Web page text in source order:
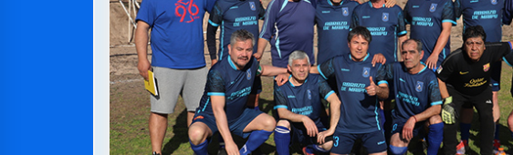
13/07/2026
VOLVER A SER ALTERNATIVA
16/06/2026
S.O.S. a los ricos, Save Our Souls